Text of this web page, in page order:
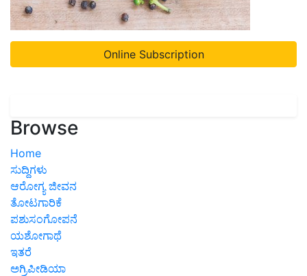
Online Subscription
Browse
Home
ಸುದ್ದಿಗಳು
ಆರೋಗ್ಯ ಜೀವನ
ತೋಟಗಾರಿಕೆ
ಪಶುಸಂಗೋಪನೆ
ಯಶೋಗಾಥೆ
ಇತರೆ
ಅಗ್ರಿಪೀಡಿಯಾ